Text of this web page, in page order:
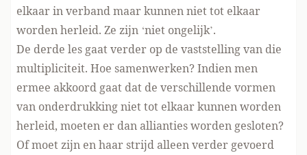
elkaar in verband maar kunnen niet tot elkaar
worden herleid. Ze zijn ‘niet ongelijk’.
De derde les gaat verder op de vaststelling van die
multipliciteit. Hoe samenwerken? Indien men
ermee akkoord gaat dat de verschillende vormen
van onderdrukking niet tot elkaar kunnen worden
herleid, moeten er dan allianties worden gesloten?
Of moet zijn en haar strijd alleen verder gevoerd